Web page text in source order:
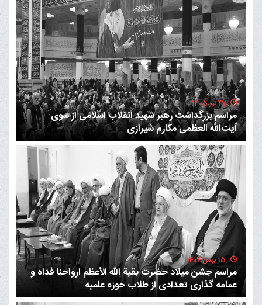
27 تیر 1405
مراسم بزرگداشت رهبر شهید انقلاب اسلامی از سوی
آیت‌الله العظمی مکارم شیرازی
15 بهمن 1404
مراسم جشن میلاد حضرت بقیة الله الأعظم ارواحنا فداه و
عمامه گذاری تعدادی از طلاب حوزه علمیه